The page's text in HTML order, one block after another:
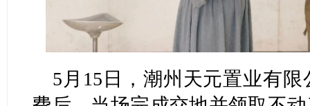
5月15日，潮州天元置业有